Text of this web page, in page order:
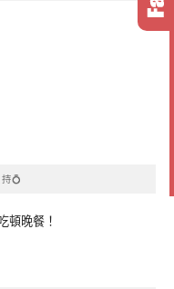
💍
頓晚餐！